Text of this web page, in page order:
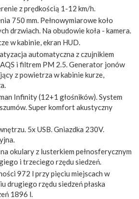
z prędkością 1-12 km/h.
750 mm. Pełnowymiarowe koło
drzwiach. Na obudowie koła - kamera.
w kabinie, ekran HUD.
automatyczna z czujnikiem
i filtrem PM 2.5. Generator jonów
z powietrza w kabinie kurze,
Infinity (12+1 głośników). System
Super komfort akustyczny
5x USB. Gniazdka 230V.
okulary z lusterkiem pełnosferycznym
i trzeciego rzędu siedzeń.
972 l przy pięciu miejscach w
drugiego rzędu siedzeń płaska
1896 l.